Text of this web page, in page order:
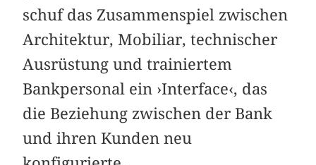
schuf das Zusammenspiel zwischen
Architektur, Mobiliar, technischer
Ausrüstung und trainiertem
Bankpersonal ein ›Interface‹, das
die Beziehung zwischen der Bank
und ihren Kunden neu